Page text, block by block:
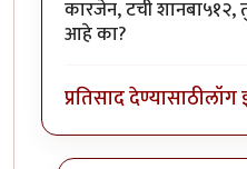
कारजेन, टची शानबा५१२,
आहे का?
प्रतिसाद देण्यासाठीलॉग